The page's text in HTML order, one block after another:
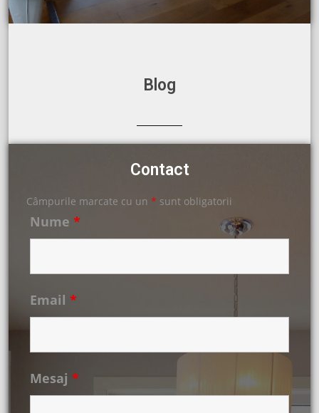
Blog
Contact
Câmpurile marcate cu un * sunt obligatorii
Nume *
Email *
Mesaj *